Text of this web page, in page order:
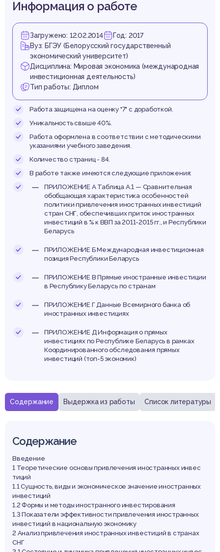
Содержание Выдержка из работы Список литературы
Содержание
Введение
1 Теоретические основы привлечения иностранных инвес
тиций
1.1 Сущность, виды и экономическое значение иностранных
инвестиций
1.2 Формы и методы иностранного инвестирования
1.3 Показатели эффективности привлечения иностранных
инвестиций в национальную экономику
2 Анализ привлечения иностранных инвестиций в странах
СНГ
Информация о работе
Загружено: 12.02.2014
Год: 2017
Вуз: БГЭУ (Белорусский государственный
экономический университет)
Дисциплина: Мировая экономика (международная
инвестиционная деятельность)
Тип работы: Диплом
Работа защищена на оценку "7" с доработкой.
Уникальность свыше 40%.
Работа оформлена в соответствии с методическими
указаниями учебного заведения.
Количество страниц - 84.
В работе также имеются следующие приложения:
ПРИЛОЖЕНИЕ А Таблица А.1 — Сравнительная
обобщающая характеристика особенностей
политики привлечения иностранных инвестиций
стран СНГ, обеспечивших приток иностранных
инвестиций в % к ВВП за 2011-2015 гг., и Республики
Беларусь
ПРИЛОЖЕНИЕ Б Международная инвестиционная
позиция Республики Беларусь
ПРИЛОЖЕНИЕ В Прямые иностранные инвестиции
в Республику Беларусь по странам
ПРИЛОЖЕНИЕ Г Данные Всемирного банка об
иностранных инвестициях
ПРИЛОЖЕНИЕ Д Информация о прямых
инвестициях по Республике Беларусь в рамках
Координированного обследования прямых
инвестиций (топ-5 экономик)